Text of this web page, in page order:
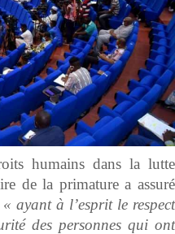
humains dans la lutte
de la primature a assuré
« ayant à l’esprit le respect
des personnes qui ont